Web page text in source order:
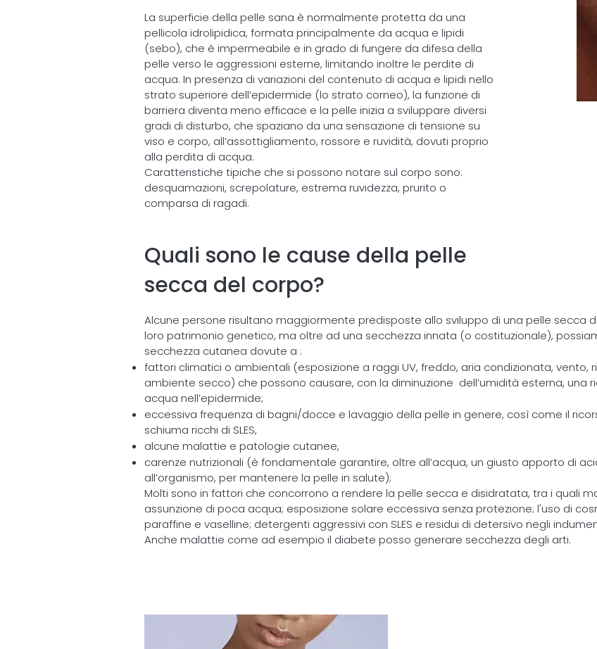
La superficie della pelle sana è normalmente protetta da una
pellicola idrolipidica, formata principalmente da acqua e lipidi
(sebo), che è impermeabile e in grado di fungere da difesa della
pelle verso le aggressioni esterne, limitando inoltre le perdite di
acqua. In presenza di variazioni del contenuto di acqua e lipidi nello
strato superiore dell’epidermide (lo strato corneo), la funzione di
barriera diventa meno efficace e la pelle inizia a sviluppare diversi
gradi di disturbo, che spaziano da una sensazione di tensione su
viso e corpo, all’assottigliamento, rossore e ruvidità, dovuti proprio
alla perdita di acqua.
Caratteristiche tipiche che si possono notare sul corpo sono:
desquamazioni, screpolature, estrema ruvidezza, prurito o
comparsa di ragadi.
Quali sono le cause della pelle
secca del corpo?
Alcune persone risultano maggiormente predisposte allo sviluppo di una pelle secca
loro patrimonio genetico, ma oltre ad una secchezza innata (o costituzionale),
secchezza cutanea dovute a :
fattori climatici o ambientali (esposizione a raggi UV, freddo, aria condizionata, vento,
ambiente secco) che possono causare, con la diminuzione dell’umidità esterna, una
acqua nell’epidermide;
eccessiva frequenza di bagni/docce e lavaggio della pelle in genere, così come il
schiuma ricchi di SLES,
alcune malattie e patologie cutanee,
carenze nutrizionali (è fondamentale garantire, oltre all’acqua, un giusto apporto di
all’organismo, per mantenere la pelle in salute);
Molti sono in fattori che concorrono a rendere la pelle secca e disidratata, tra i quali
assunzione di poca acqua; esposizione solare eccessiva senza protezione; l'uso di
paraffine e vaselline; detergenti aggressivi con SLES e residui di detersivo negli
Anche malattie come ad esempio il diabete posso generare secchezza degli arti.